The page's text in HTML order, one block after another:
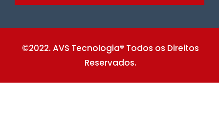
©2022. AVS Tecnologia® Todos os Direitos
Reservados.